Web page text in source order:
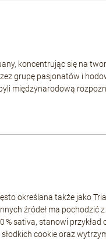
koncentrując się na
grupę pasjonatów i
międzynarodową
określana także jako
źródeł ma pochodzić
% sativa, stanowi przykład
cookie oraz